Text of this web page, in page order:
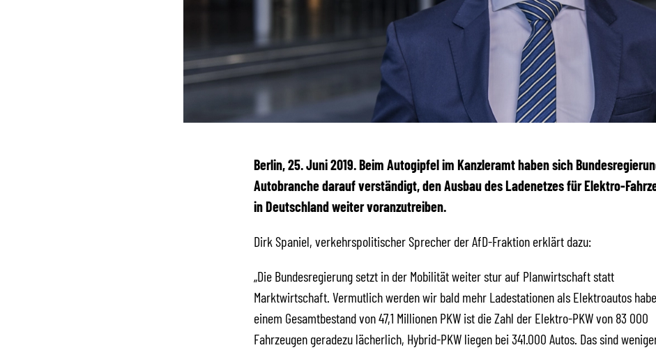
Berlin, 25. Juni 2019. Beim Autogipfel im Kanzleramt haben sich
Autobranche darauf verständigt, den Ausbau des Ladenetzes für Elektro-
in Deutschland weiter voranzutreiben.
Dirk Spaniel, verkehrspolitischer Sprecher der AfD-Fraktion erklärt dazu:
„Die Bundesregierung setzt in der Mobilität weiter stur auf Planwirtschaft statt
Marktwirtschaft. Vermutlich werden wir bald mehr Ladestationen als Elektroautos
einem Gesamtbestand von 47,1 Millionen PKW ist die Zahl der Elektro-PKW von 83 000
Fahrzeugen geradezu lächerlich, Hybrid-PKW liegen bei 341.000 Autos. Das sind